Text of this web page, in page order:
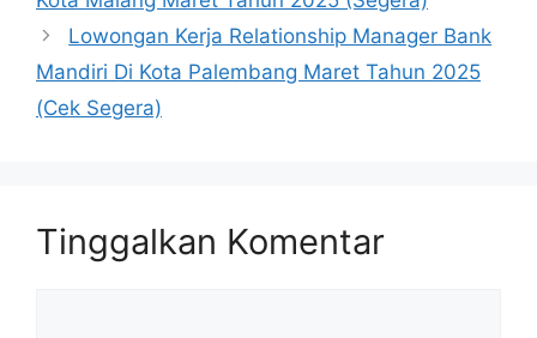
Lowongan Kerja Relationship Manager Bank
Mandiri Di Kota Palembang Maret Tahun 2025
(Cek Segera)
Tinggalkan Komentar